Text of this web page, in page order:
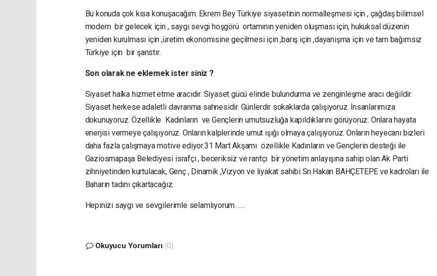
Bu konuda çok kısa konuşacağım. Ekrem Bey Türkiye siyasetinin normalleşmesi için , çağdaş bilimsel
modern bir gelecek için , saygı sevgi hoşgörü ortamının yeniden oluşması için, hukuksal düzenin
yeniden kurulması için ,üretim ekonomisine geçilmesi için ,barış için ,dayanışma için ve tam bağımsız
Türkiye için bir şanstır.
Son olarak ne eklemek ister siniz ?
Siyaset halka hizmet etme aracıdır. Siyaset gücü elinde bulundurma ve zenginleşme aracı değildir.
Siyaset herkese adaletli davranma sahnesidir. Günlerdir sokaklarda çalışıyoruz. İnsanlarımıza
dokunuyoruz. Özellikle Kadınların ve Gençlerin umutsuzluğa kapıldıklarını görüyoruz. Onlara hayata
enerjisi vermeye çalışıyoruz. Onların kalplerinde umut ışığı olmaya çalışıyoruz. Onların heyecanı bizleri
daha fazla çalışmaya motive ediyor.31 Mart Akşamı özellikle Kadınların ve Gençlerin desteği ile
Gaziosmapaşa Belediyesi israfçı , beceriksiz ve rantçı bir yönetim anlayışına sahip olan Ak Parti
zihniyetinden kurtulacak, Genç , Dinamik ,Vizyon ve liyakat sahibi Sn.Hakan BAHÇETEPE ve kadroları ile
Baharın tadını çıkartacağız.
Hepinizi saygı ve sevgilerimle selamlıyorum……
Okuyucu Yorumları (0)